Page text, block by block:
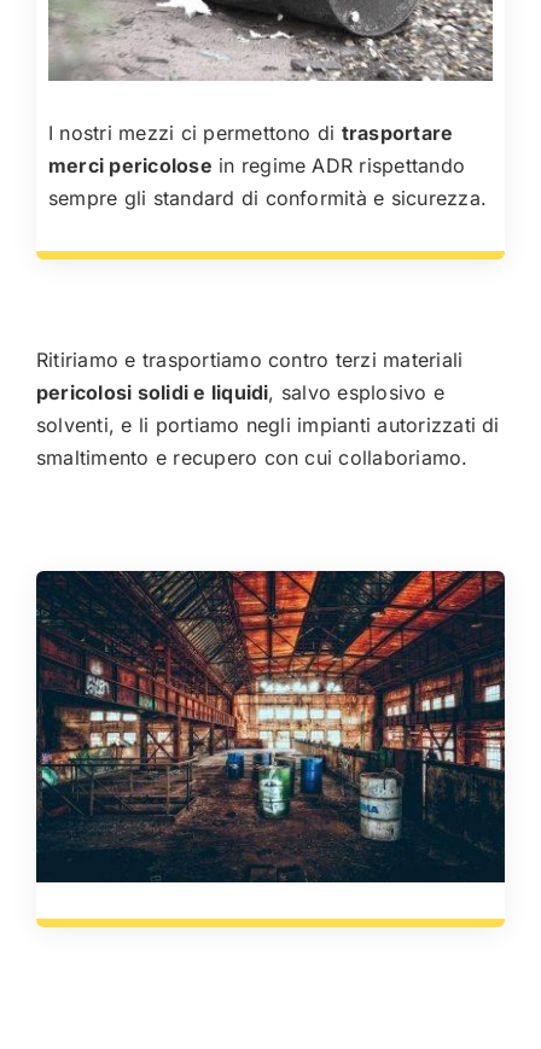
I nostri mezzi ci permettono di trasportare
merci pericolose in regime ADR rispettando
sempre gli standard di conformità e sicurezza.
Ritiriamo e trasportiamo contro terzi materiali
pericolosi solidi e liquidi, salvo esplosivo e
solventi, e li portiamo negli impianti autorizzati di
smaltimento e recupero con cui collaboriamo.